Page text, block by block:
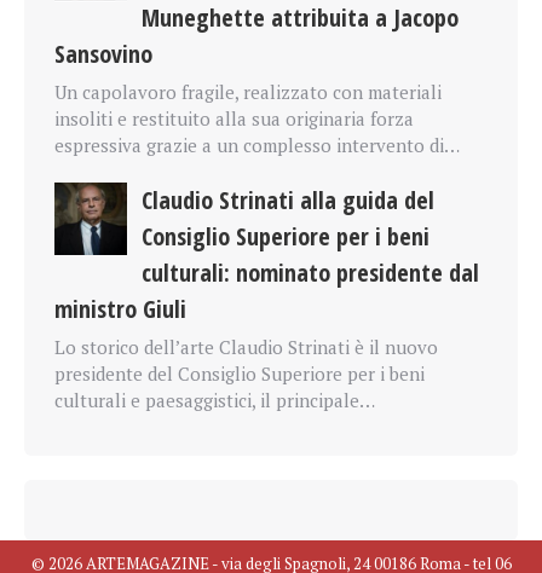
Muneghette attribuita a Jacopo
Sansovino
Un capolavoro fragile, realizzato con materiali
insoliti e restituito alla sua originaria forza
espressiva grazie a un complesso intervento di…
Claudio Strinati alla guida del
Consiglio Superiore per i beni
culturali: nominato presidente dal
ministro Giuli
Lo storico dell’arte Claudio Strinati è il nuovo
presidente del Consiglio Superiore per i beni
culturali e paesaggistici, il principale…
© 2026 ARTEMAGAZINE - via degli Spagnoli, 24 00186 Roma - tel 06